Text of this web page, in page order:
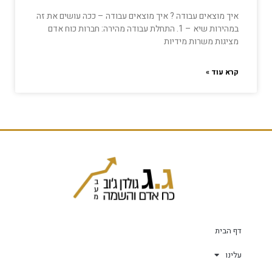
איך מוצאים עבודה ? איך מוצאים עבודה – ככה עושים את זה
במהירות שיא – 1. התחלת עבודה מהירה: חברות כוח אדם
מציגות משרות מידיות
קרא עוד »
דף הבית
עלינו